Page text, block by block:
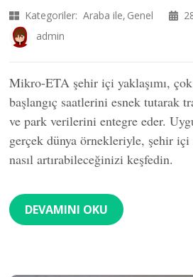
Kategoriler: Araba ile Genel
admin
Mikro-ETA şehir içi yaklaşımı,
başlangıç saatlerini esnek tutarak
ve park verilerini entegre eder.
gerçek dünya örnekleriyle, şehir
nasıl artırabileceğinizi keşfedin.
DEVAMINI OKU